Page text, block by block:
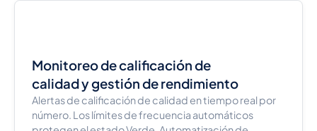
Monitoreo de calificación de
calidad y gestión de rendimiento
Alertas de calificación de calidad en tiempo real por
número. Los límites de frecuencia automáticos